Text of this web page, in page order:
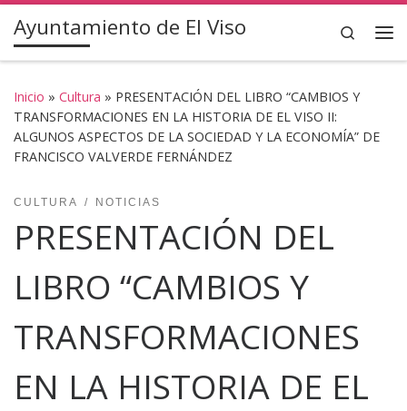
Saltar al contenido
Ayuntamiento de El Viso Search
Inicio » Cultura » PRESENTACIÓN DEL LIBRO “CAMBIOS Y
TRANSFORMACIONES EN LA HISTORIA DE EL VISO II:
ALGUNOS ASPECTOS DE LA SOCIEDAD Y LA ECONOMÍA” DE
FRANCISCO VALVERDE FERNÁNDEZ
CULTURA NOTICIAS
PRESENTACIÓN DEL
LIBRO “CAMBIOS Y
TRANSFORMACIONES
EN LA HISTORIA DE EL